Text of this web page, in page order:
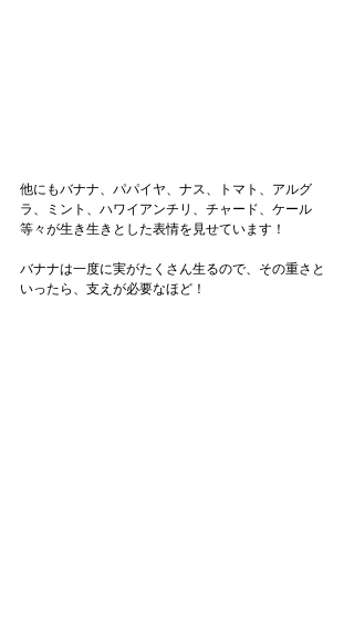
他にもバナナ、パパイヤ、ナス、トマト、アルグ
ラ、ミント、ハワイアンチリ、チャード、ケール
等々が生き生きとした表情を見せています！
バナナは一度に実がたくさん生るので、その重さと
いったら、支えが必要なほど！